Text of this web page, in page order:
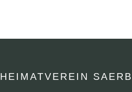
HEIMATVEREIN